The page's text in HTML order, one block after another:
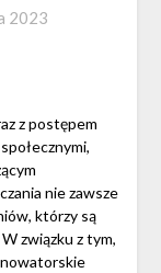
2023
z postępem
nie zawsze
którzy są
związku z tym,
nowatorskie